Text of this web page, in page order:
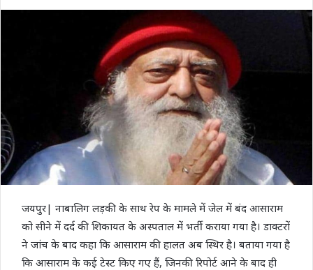
जयपुर| नाबालिग लड़की के साथ रेप के मामले में जेल में बंद आसाराम
को सीने में दर्द की शिकायत के अस्पताल में भर्ती कराया गया है। डाक्टरों
ने जांच के बाद कहा कि आसाराम की हालत अब स्थिर है। बताया गया है
कि आसाराम के कई टेस्ट किए गए हैं, जिनकी रिपोर्ट आने के बाद ही